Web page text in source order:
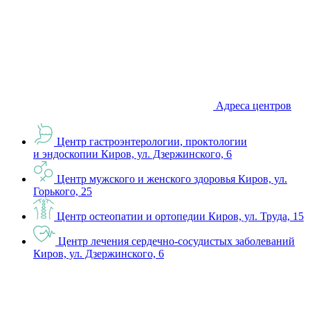
Адреса центров
Центр гастроэнтерологии, проктологии
и эндоскопии Киров, ул. Дзержинского, 6
Центр мужского и женского здоровья Киров, ул.
Горького, 25
Центр остеопатии и ортопедии Киров, ул. Труда, 15
Центр лечения сердечно-сосудистых заболеваний
Киров, ул. Дзержинского, 6